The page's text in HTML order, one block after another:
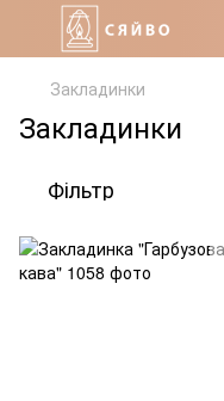
Закладинки
Закладинки
Фільтр